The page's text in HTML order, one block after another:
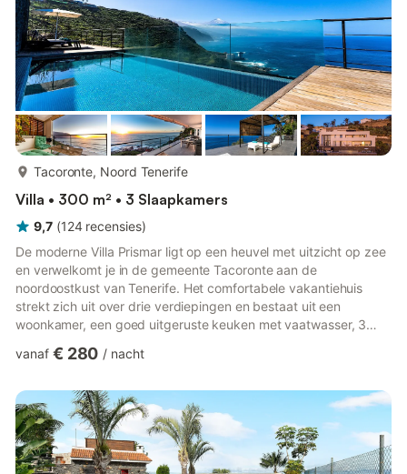
Tacoronte, Noord Tenerife
Villa • 300 m² • 3 Slaapkamers
9,7 (124 recensies)
De moderne Villa Prismar ligt op een heuvel met uitzicht op zee
en verwelkomt je in de gemeente Tacoronte aan de
noordoostkust van Tenerife. Het comfortabele vakantiehuis
strekt zich uit over drie verdiepingen en bestaat uit een
woonkamer, een goed uitgeruste keuken met vaatwasser, 3
daarom geschikt voor 6 personen (2 extra kinderen kunnen
WONING Extra voorzieningen zijn Wi-Fi (glasvezel geschikt
voor telewerken), 2 smart TV's en 1 satelliet TV en een
speelruimte met een biljart...
vanaf € 280 / nacht